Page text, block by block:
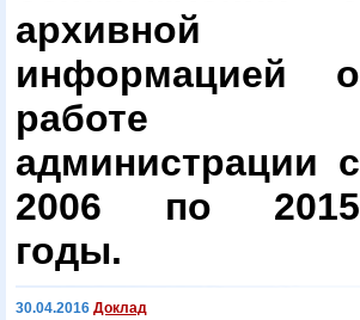
архивной
информацией о
работе
администрации с
2006 по 2015
годы.
30.04.2016 Доклад